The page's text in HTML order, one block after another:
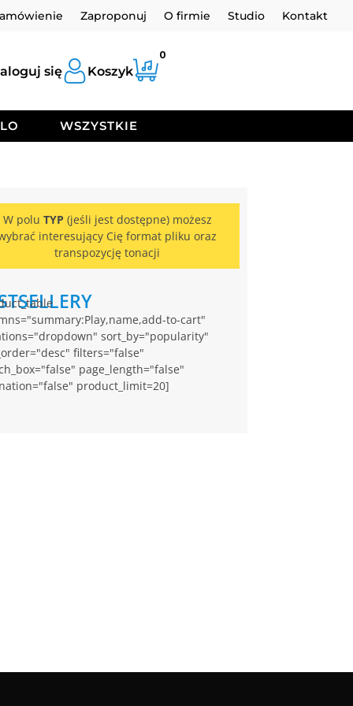
Zaproponuj O firmie Studio Kontakt
się Koszyk
0
WSZYSTKIE
W polu TYP (jeśli jest dostępne) możesz
interesujący Cię format pliku oraz
transpozycję tonacji
to-cart"
sort_by="popularity"
filters="false"
page_length="false"
product_limit=20]